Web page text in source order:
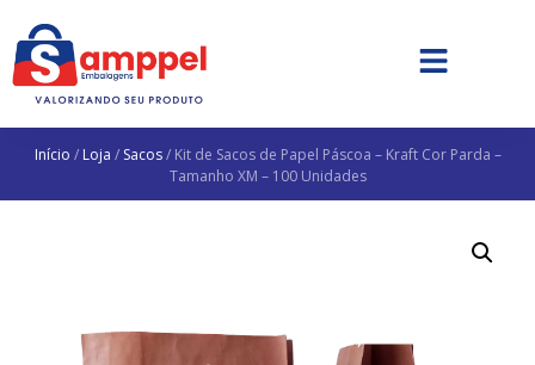
Início / Loja / Sacos/ Kit de Sacos de Papel Páscoa – Kraft Cor Parda –
Tamanho XM – 100 Unidades